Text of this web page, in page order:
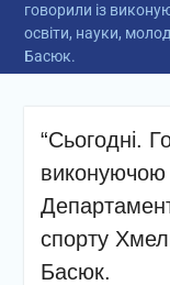
говорили із
освіти, науки,
Басюк.
“Сьогодні.
виконуючою
спорту
Басюк.